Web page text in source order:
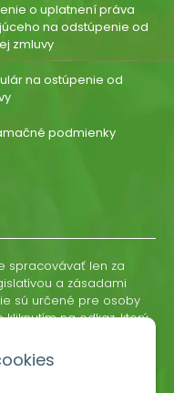
o uplatnení práva
na odstúpenie od
zmluvy
na ostúpenie od
podmienky
spracovávať len za
a zásadami
sú určené pre osoby
na odkaz, ktorý
na odkaz z